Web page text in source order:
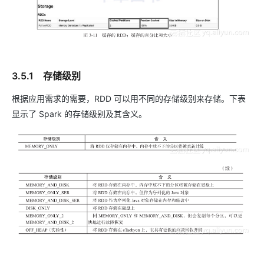
3.5.1 存储级别
根据应用需求的需要，RDD 可以用不同的存储级别来存储。下表
显示了 Spark 的存储级别及其含义。